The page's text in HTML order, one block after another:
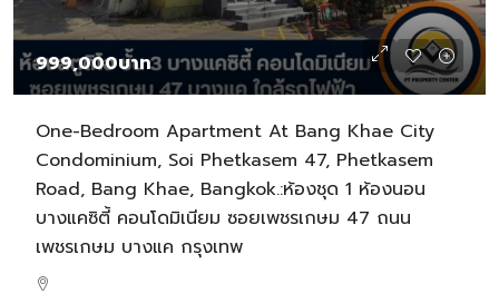
999,000บาท
One-Bedroom Apartment At Bang Khae City
Condominium, Soi Phetkasem 47, Phetkasem
Road, Bang Khae, Bangkok.:ห้องชุด 1 ห้องนอน
บางแคซิตี้ คอนโดมิเนียม ซอยเพชรเกษม 47 ถนน
เพชรเกษม บางแค กรุงเทพ